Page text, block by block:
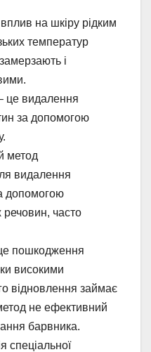
на шкіру рідким
температур
і
це видалення
за допомогою
метод
видалення
допомогою
речовин, часто
пошкодження
високими
відновлення займає
не ефективний
барвника.
спеціальної